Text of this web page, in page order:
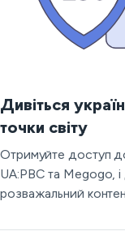
Дивіться
точки світу
Отримуйте доступ
UA:PBC та Megogo, і
розважальний